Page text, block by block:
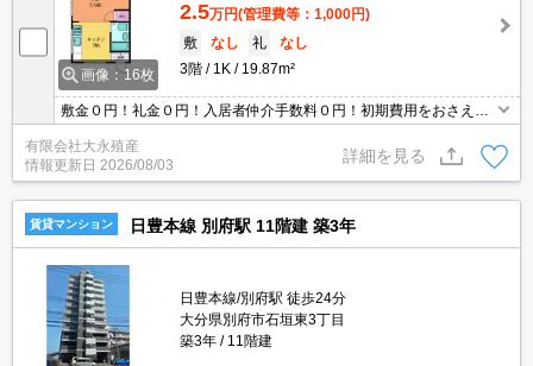
画像：16枚
2.5万円(管理費等：1,000円)
敷
なし 礼
なし
3階
1K 19.87m²
敷金０円！礼金０円！入居者仲介手数料０円！初期費用をおさえま
した☆駅近♪ドン・キホーテ別府店まで徒歩約２分！エアコン１台付
きです！室内洗濯機置場あり！
有限会社大永殖産
情報更新日 2026/08/03
詳細を見る
賃貸マンション 日豊本線 別府駅 11階建 築3年
日豊本線/別府駅 徒歩24分
大分県別府市石垣東3丁目
築3年
11階建